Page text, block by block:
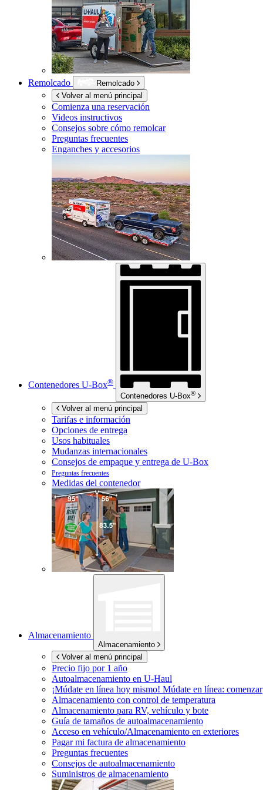
Remolcado
Remolcado
Volver al menú principal
Comienza una reservación
Videos instructivos
Consejos sobre cómo remolcar
Preguntas frecuentes
Enganches y accesorios
Contenedores U-Box®
Contenedores U-Box®
Volver al menú principal
Tarifas e información
Opciones de entrega
Usos habituales
Mudanzas internacionales
Consejos de empaque y entrega de U-Box
Preguntas frecuentes
Medidas del contenedor
Almacenamiento
Almacenamiento
Volver al menú principal
Precio fijo por 1 año
Autoalmacenamiento en U-Haul
¡Múdate en línea hoy mismo! Múdate en línea: comenzar
Almacenamiento con control de temperatura
Almacenamiento para RV, vehículo y bote
Guía de tamaños de autoalmacenamiento
Acceso en vehículo/Almacenamiento en exteriores
Pagar mi factura de almacenamiento
Preguntas frecuentes
Consejos de autoalmacenamiento
Suministros de almacenamiento